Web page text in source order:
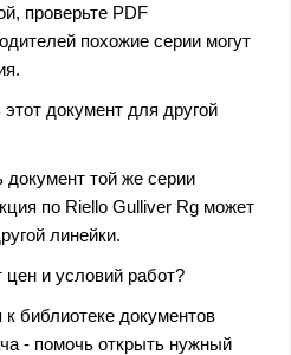
проверьте PDF
похожие серии могут
документ для другой
той же серии
по Riello Gulliver Rg может
линейки.
и условий работ?
библиотеке документов
- помочь открыть нужный